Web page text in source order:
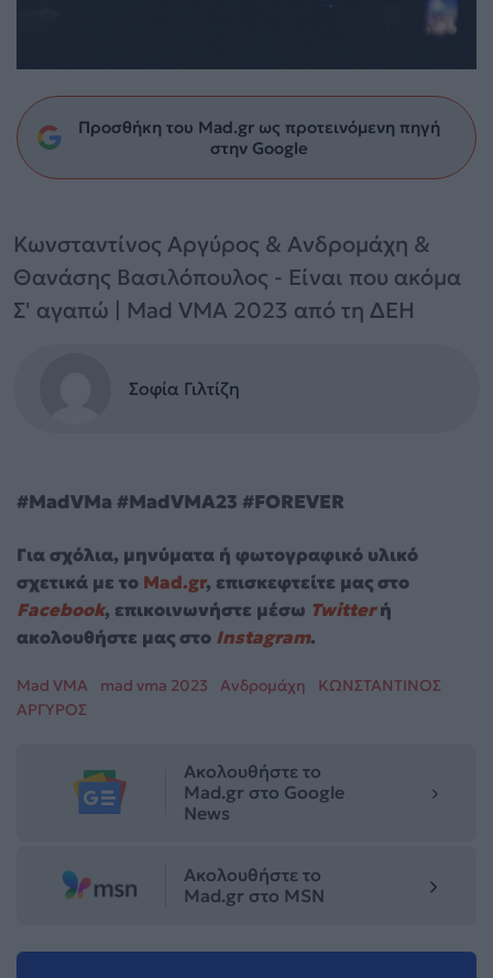
Προσθήκη του Mad.gr ως προτεινόμενη πηγή
στην Google
Κωνσταντίνος Αργύρος & Ανδρομάχη &
Θανάσης Βασιλόπουλος - Είναι που ακόμα
Σ' αγαπώ | Mad VMA 2023 από τη ΔΕΗ
Σοφία Γιλτίζη
#MadVMa #MadVMA23 #FOREVER
Για σχόλια, μηνύματα ή φωτογραφικό υλικό
σχετικά με το Mad.gr, επισκεφτείτε μας στο
Facebook, επικοινωνήστε μέσω Twitterή
ακολουθήστε μας στο Instagram.
Mad VMA mad vma 2023 Ανδρομάχη
ΚΩΝΣΤΑΝΤΙΝΟΣ
ΑΡΓΥΡΟΣ
Ακολουθήστε το
Mad.gr στο Google
News
Ακολουθήστε το
Mad.gr στο MSN